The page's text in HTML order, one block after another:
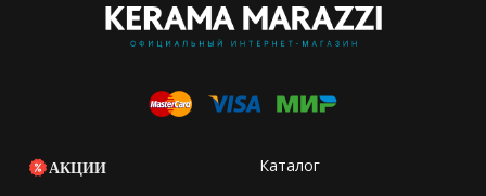
АКЦИИ Каталог